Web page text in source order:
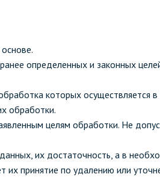
определенных и законных
которых осуществляется
обработки.
целям обработки. Не
их достаточность, а в
принятие по удалению или